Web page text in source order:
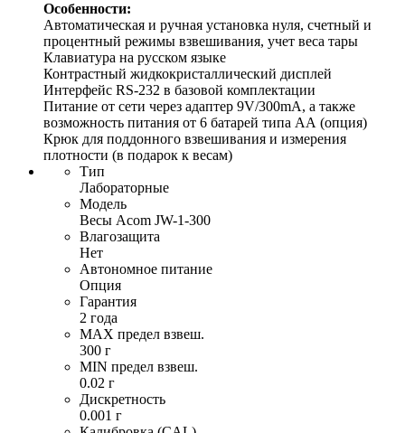
Особенности:
Автоматическая и ручная установка нуля, счетный и
процентный режимы взвешивания, учет веса тары
Клавиатура на русском языке
Контрастный жидкокристаллический дисплей
Интерфейс RS-232 в базовой комплектации
Питание от сети через адаптер 9V/300mA, а также
возможность питания от 6 батарей типа АА (опция)
Крюк для поддонного взвешивания и измерения
плотности (в подарок к весам)
Тип
Лабораторные
Модель
Весы Acom JW-1-300
Влагозащита
Нет
Автономное питание
Опция
Гарантия
2 года
MAX предел взвеш.
300 г
MIN предел взвеш.
0.02 г
Дискретность
0.001 г